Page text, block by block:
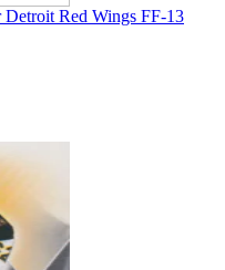
Detroit Red Wings FF-13